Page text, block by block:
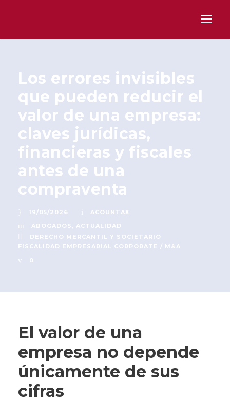
Los errores invisibles
que pueden reducir el
valor de una empresa:
claves jurídicas,
financieras y fiscales
antes de una
compraventa
19/05/2026
ACOUNTAX
ABOGADOS , ACTUALIDAD
DERECHO MERCANTIL Y SOCIETARIO
FISCALIDAD EMPRESARIAL CORPORATE / M&A
0
El valor de una
empresa no depende
únicamente de sus
cifras